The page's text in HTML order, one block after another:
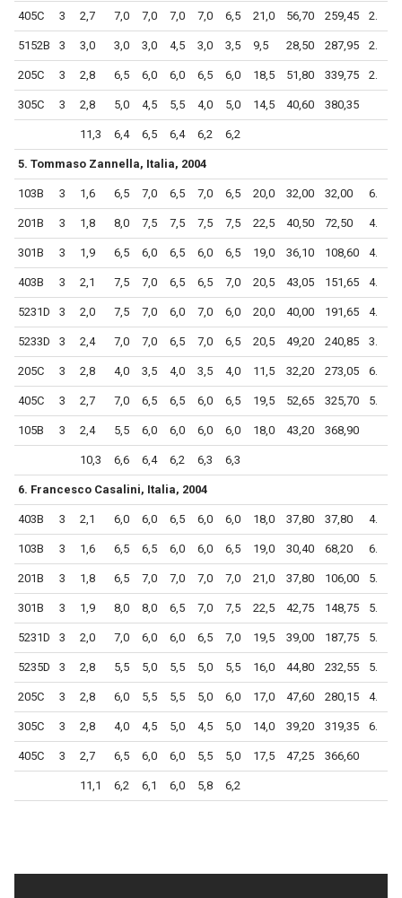
405C 3 2,7 7,0 7,0 7,0 7,0 6,5 21,0 56,70 259,45 2.
5152B 3 3,0 3,0 3,0 4,5 3,0 3,5 9,5 28,50 287,95 2.
205C 3 2,8 6,5 6,0 6,0 6,5 6,0 18,5 51,80 339,75 2.
305C 3 2,8 5,0 4,5 5,5 4,0 5,0 14,5 40,60 380,35
11,3 6,4 6,5 6,4 6,2 6,2
5. Tommaso Zannella, Italia, 2004
103B 3 1,6 6,5 7,0 6,5 7,0 6,5 20,0 32,00 32,00 6.
201B 3 1,8 8,0 7,5 7,5 7,5 7,5 22,5 40,50 72,50 4.
301B 3 1,9 6,5 6,0 6,5 6,0 6,5 19,0 36,10 108,60 4.
403B 3 2,1 7,5 7,0 6,5 6,5 7,0 20,5 43,05 151,65 4.
5231D 3 2,0 7,5 7,0 6,0 7,0 6,0 20,0 40,00 191,65 4.
5233D 3 2,4 7,0 7,0 6,5 7,0 6,5 20,5 49,20 240,85 3.
205C 3 2,8 4,0 3,5 4,0 3,5 4,0 11,5 32,20 273,05 6.
405C 3 2,7 7,0 6,5 6,5 6,0 6,5 19,5 52,65 325,70 5.
105B 3 2,4 5,5 6,0 6,0 6,0 6,0 18,0 43,20 368,90
10,3 6,6 6,4 6,2 6,3 6,3
6. Francesco Casalini, Italia, 2004
403B 3 2,1 6,0 6,0 6,5 6,0 6,0 18,0 37,80 37,80 4.
103B 3 1,6 6,5 6,5 6,0 6,0 6,5 19,0 30,40 68,20 6.
201B 3 1,8 6,5 7,0 7,0 7,0 7,0 21,0 37,80 106,00 5.
301B 3 1,9 8,0 8,0 6,5 7,0 7,5 22,5 42,75 148,75 5.
5231D 3 2,0 7,0 6,0 6,0 6,5 7,0 19,5 39,00 187,75 5.
5235D 3 2,8 5,5 5,0 5,5 5,0 5,5 16,0 44,80 232,55 5.
205C 3 2,8 6,0 5,5 5,5 5,0 6,0 17,0 47,60 280,15 4.
305C 3 2,8 4,0 4,5 5,0 4,5 5,0 14,0 39,20 319,35 6.
405C 3 2,7 6,5 6,0 6,0 5,5 5,0 17,5 47,25 366,60
11,1 6,2 6,1 6,0 5,8 6,2